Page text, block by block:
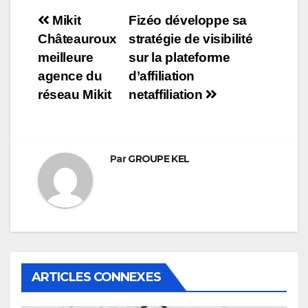
Navigation
de
l’article
Fizéo développe sa
stratégie de visibilité
sur la plateforme
d’affiliation
netaffiliation
Mikit
Châteauroux
meilleure
agence du
réseau Mikit
ParGROUPE KEL
ARTICLES CONNEXES